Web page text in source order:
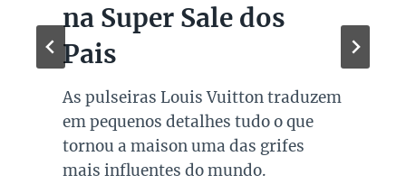
na Super Sale dos
Pais
As pulseiras Louis Vuitton traduzem
em pequenos detalhes tudo o que
tornou a maison uma das grifes
mais influentes do mundo.